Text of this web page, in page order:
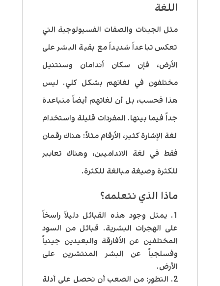
اللغة
مثل الجينات والصفات الفسيولوجية التي
تعكس تباعداً شديداً مع بقية البشر على
الأرض، فإن سكان أندامان وسنتنيل
مختلفون في لغاتهم بشكل كلي. ليس
هذا فحسب، بل أن لغاتهم أيضاً متباعدة
جداً فيما بينها. المفردات قليلة واستخدام
لغة الإشارة كثير، الأرقام مثلاً: هناك رقمان
فقط في لغة الانداميين، وهناك تعابير
للكثرة وصيغة مبالغة للكثرة.
ماذا الذي نتعلمه؟
يمثل وجود هذه القبائل دليلاً راسخاً
على الهجرات البشرية. قبائل من السود
المختلفين عن الأفارقة والبعيدين جينياً
وفسلجياً عن البشر المنتشرين على
الأرض.
التطور: من الصعب أن نحصل على أدلة